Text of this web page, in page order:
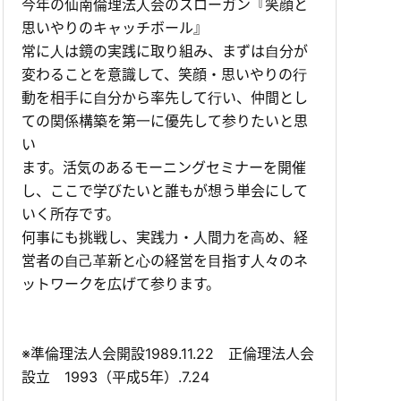
今年の仙南倫理法⼈会のスローガン『笑顔と
思いやりのキャッチボール』
常に⼈は鏡の実践に取り組み、まずは⾃分が
変わることを意識して、笑顔・思いやりの⾏
動を相⼿に⾃分から率先して⾏い、仲間とし
ての関係構築を第⼀に優先して参りたいと思
い
ます。活気のあるモーニングセミナーを開催
し、ここで学びたいと誰もが想う単会にして
いく所存です。
何事にも挑戦し、実践⼒・⼈間⼒を⾼め、経
営者の⾃⼰⾰新と⼼の経営を⽬指す⼈々のネ
ットワークを広げて参ります。
※準倫理法人会開設1989.11.22 正倫理法人会
設立 1993（平成5年）.7.24